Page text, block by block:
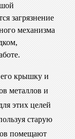
загрязнение
механизма
крышку и
металлов и
этих целей
старую
помещают